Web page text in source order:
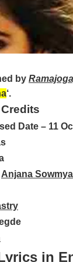
by
‘.
Date – 11
Anjana Sowmya
in